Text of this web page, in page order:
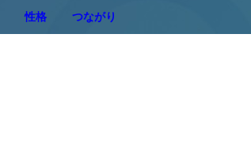
性格 つながり